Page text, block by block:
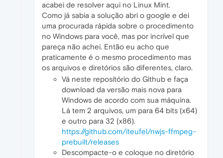
acabei de resolver aqui no Linux Mint.
Como já sabia a solução abri o google e dei
uma procurada rápida sobre o procedimento
no Windows para você, mas por incrível que
pareça não achei. Então eu acho que
praticamente é o mesmo procedimento mas
os arquivos e diretórios são diferentes, claro.
Vá neste reposítório do Github e faça
download da versão mais nova para
Windows de acordo com sua máquina.
Lá tem 2 arquivos, um para 64 bits (x64)
e outro para 32 (x86).
https://github.com/iteufel/nwjs-ffmpeg-
prebuilt/releases
Descompacte-o e coloque no diretório